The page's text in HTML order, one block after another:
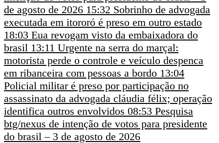
de agosto de 2026 15:32 Sobrinho de advogada
executada em itororó é preso em outro estado
18:03 Eua revogam visto da embaixadora do
brasil 13:11 Urgente na serra do marçal:
motorista perde o controle e veículo despenca
em ribanceira com pessoas a bordo 13:04
Policial militar é preso por participação no
assassinato da advogada cláudia félix; operação
identifica outros envolvidos 08:53 Pesquisa
btg/nexus de intenção de votos para presidente
do brasil – 3 de agosto de 2026